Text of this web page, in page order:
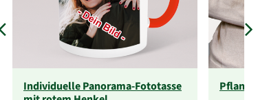
Individuelle Panorama-Fototasse